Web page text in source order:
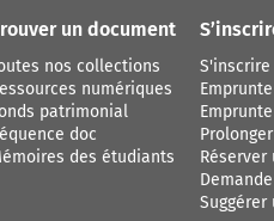
un document
nos collections
numériques
patrimonial
doc
des étudiants
S'inscrire
Réserver
Suggérer